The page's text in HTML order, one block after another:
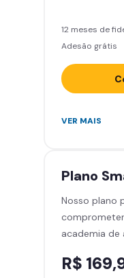
12 meses de
Adesão grátis
Acesso
Cadeira
Skeelo
Área de
Smart Fit
VER MAIS
Plano
Nosso plano
academia de
R$